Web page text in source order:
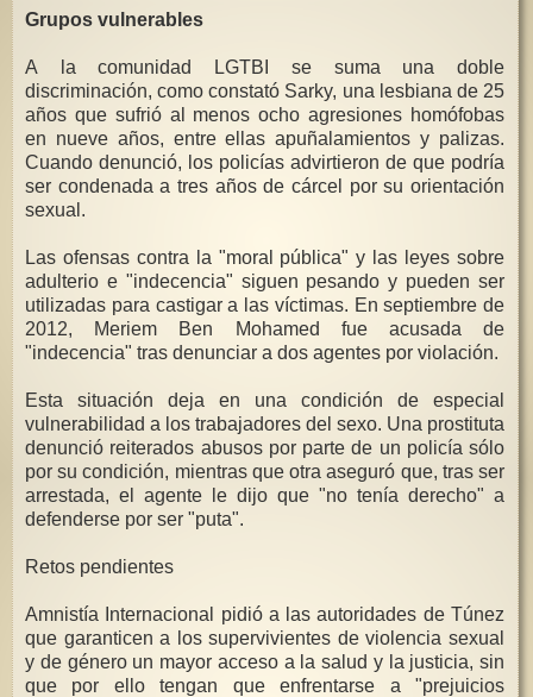
Grupos vulnerables
A la comunidad LGTBI se suma una doble
discriminación, como constató Sarky, una lesbiana de 25
años que sufrió al menos ocho agresiones homófobas
en nueve años, entre ellas apuñalamientos y palizas.
Cuando denunció, los policías advirtieron de que podría
ser condenada a tres años de cárcel por su orientación
sexual.
Las ofensas contra la "moral pública" y las leyes sobre
adulterio e "indecencia" siguen pesando y pueden ser
utilizadas para castigar a las víctimas. En septiembre de
2012, Meriem Ben Mohamed fue acusada de
"indecencia" tras denunciar a dos agentes por violación.
Esta situación deja en una condición de especial
vulnerabilidad a los trabajadores del sexo. Una prostituta
denunció reiterados abusos por parte de un policía sólo
por su condición, mientras que otra aseguró que, tras ser
arrestada, el agente le dijo que "no tenía derecho" a
defenderse por ser "puta".
Retos pendientes
Amnistía Internacional pidió a las autoridades de Túnez
que garanticen a los supervivientes de violencia sexual
y de género un mayor acceso a la salud y la justicia, sin
que por ello tengan que enfrentarse a "prejuicios